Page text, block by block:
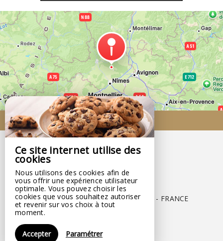
Ce site internet utilise des
cookies
Nous utilisons des cookies afin de
vous offrir une expérience utilisateur
optimale. Vous pouvez choisir les
cookies que vous souhaitez autoriser
et revenir sur vos choix à tout
moment.
Accepter Paramétrer
Venir chez nous
Bastide de la Treille
,
1 Rue Du Midi,
30700 MONTAREN ET ST MEDIERS - FRANCE